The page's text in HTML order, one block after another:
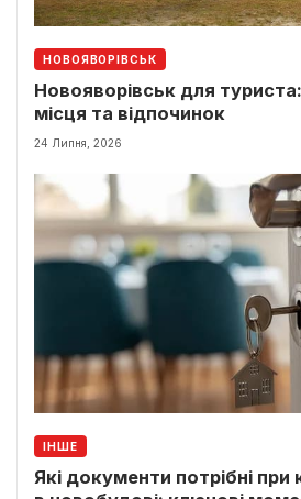
НОВОЯВОРІВСЬК
Новояворівськ для туриста:
місця та відпочинок
24 Липня, 2026
ІНШЕ
Які документи потрібні при